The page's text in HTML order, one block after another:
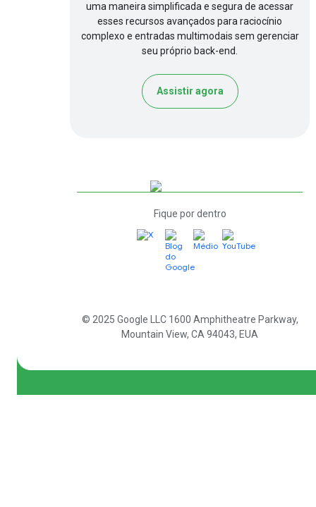
uma maneira simplificada e segura de acessar
esses recursos avançados para raciocínio
complexo e entradas multimodais sem gerenciar
seu próprio back-end.
Assistir agora
Fique por dentro
© 2025 Google LLC 1600 Amphitheatre Parkway,
Mountain View, CA 94043, EUA